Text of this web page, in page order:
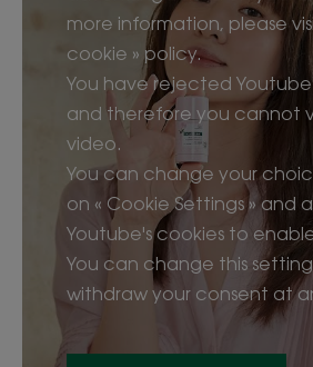
more information, please
cookie » policy.
You have rejected
and therefore you cannot
video.
You can change your
on « Cookie Settings » and
Youtube's cookies to
You can change this
withdraw your consent at